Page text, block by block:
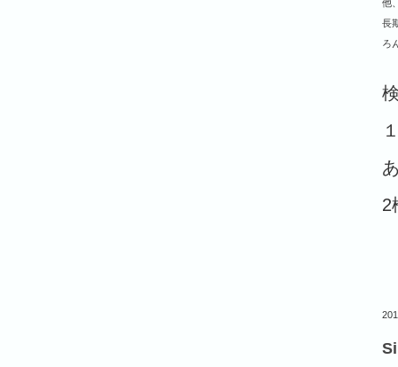
他
長
ろ
2